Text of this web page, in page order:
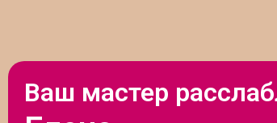
Ваш мастер